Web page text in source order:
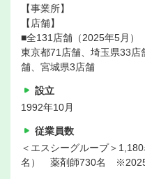
【事業所】
【店舗】
■全131店舗（2025年5月）
東京都71店舗、埼玉県33
舗、宮城県3店舗
設立
1992年10月
従業員数
＜エスシーグループ＞
名） 薬剤師730名 ※2025